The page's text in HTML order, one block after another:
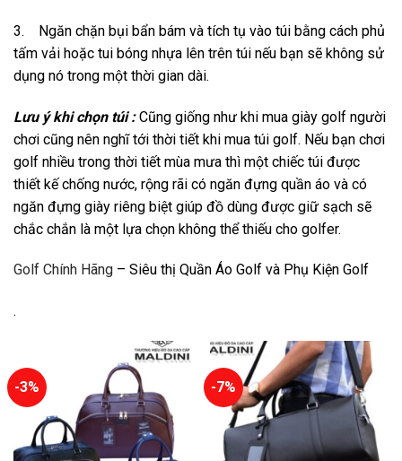
3. Ngăn chặn bụi bẩn bám và tích tụ vào túi bằng cách phủ
tấm vải hoặc tui bóng nhựa lên trên túi nếu bạn sẽ không sử
dụng nó trong một thời gian dài.
Lưu ý khi chọn túi :Cũng giống như khi mua giày golf người
chơi cũng nên nghĩ tới thời tiết khi mua túi golf. Nếu bạn chơi
golf nhiều trong thời tiết mùa mưa thì một chiếc túi được
thiết kế chống nước, rộng rãi có ngăn đựng quần áo và có
ngăn đựng giày riêng biệt giúp đồ dùng được giữ sạch sẽ
chắc chắn là một lựa chọn không thể thiếu cho golfer.
Golf Chính Hãng – Siêu thị Quần Áo Golf và Phụ Kiện Golf
.
-3% -7%